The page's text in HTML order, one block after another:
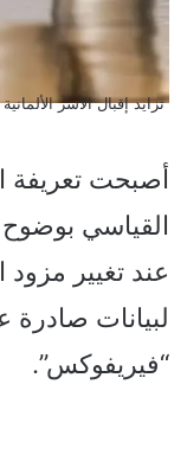
تزايد إقبال الأسر
أصبحت تعريفة
القياسي
عند تغيير مزود
لبيانات صادرة
“فيريفوكس”.